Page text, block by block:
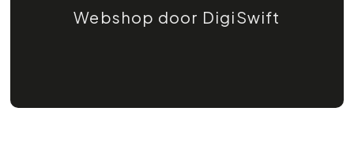
Webshop door DigiSwift